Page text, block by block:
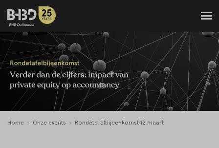
Home Onze events Rondetafelbijeenkomst 12 maart